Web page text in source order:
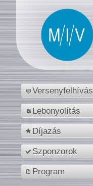
Versenyfelhívás
Lebonyolítás
Díjazás
Szponzorok
Program